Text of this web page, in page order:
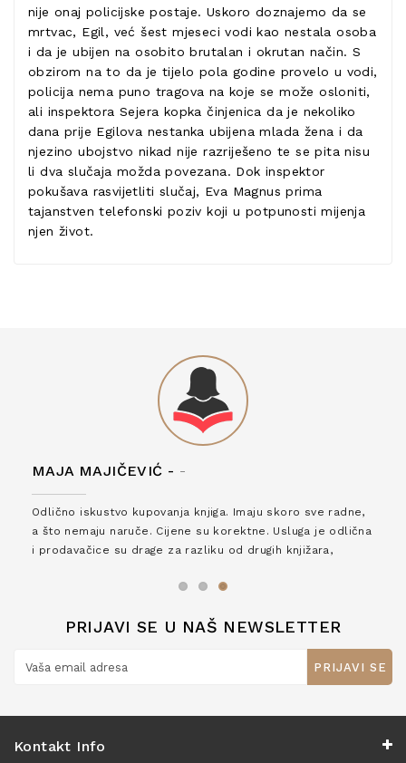
nije onaj policijske postaje. Uskoro doznajemo da se
mrtvac, Egil, već šest mjeseci vodi kao nestala osoba
i da je ubijen na osobito brutalan i okrutan način. S
obzirom na to da je tijelo pola godine provelo u vodi,
policija nema puno tragova na koje se može osloniti,
ali inspektora Sejera kopka činjenica da je nekoliko
dana prije Egilova nestanka ubijena mlada žena i da
njezino ubojstvo nikad nije razriješeno te se pita nisu
li dva slučaja možda povezana. Dok inspektor
pokušava rasvijetliti slučaj, Eva Magnus prima
tajanstven telefonski poziv koji u potpunosti mijenja
njen život.
MAJA MAJIČEVIĆ - -
Odlično iskustvo kupovanja knjiga. Imaju skoro sve radne,
a što nemaju naruče. Cijene su korektne. Usluga je odlična
i prodavačice su drage za razliku od drugih knjižara,
PRIJAVI SE U NAŠ NEWSLETTER
PRIJAVI SE
Kontakt Info